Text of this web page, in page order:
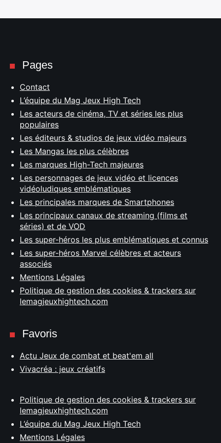
Pages
Contact
L’équipe du Mag Jeux High Tech
Les acteurs de cinéma, TV et séries les plus
populaires
Les éditeurs & studios de jeux vidéo majeurs
Les Mangas les plus célèbres
Les marques High-Tech majeures
Les personnages de jeux vidéo et licences
vidéoludiques emblématiques
Les principales marques de Smartphones
Les principaux canaux de streaming (films et
séries) et de VOD
Les super-héros les plus emblématiques et connus
Les super-héros Marvel célèbres et acteurs
associés
Mentions Légales
Politique de gestion des cookies & trackers sur
lemagjeuxhightech.com
Favoris
Actu Jeux de combat et beat'em all
Vivacréa : jeux créatifs
Politique de gestion des cookies & trackers sur
lemagjeuxhightech.com
L’équipe du Mag Jeux High Tech
Mentions Légales